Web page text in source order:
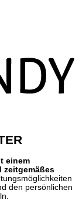
einem
zeitgemäßes
den persönlichen